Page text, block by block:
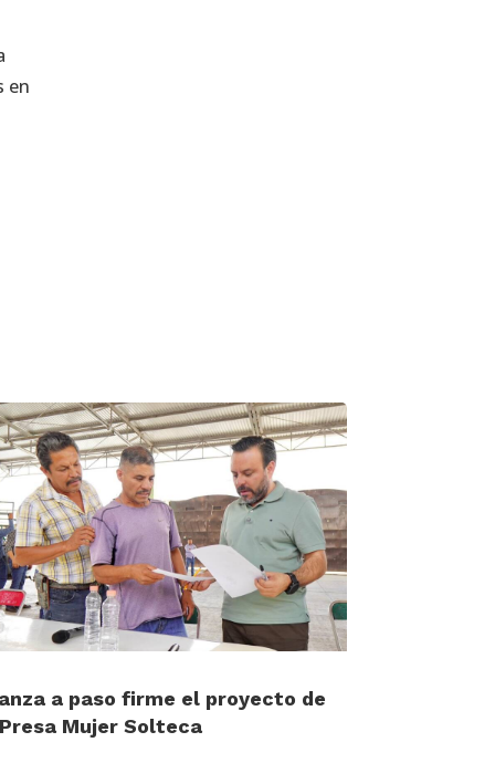
en
a paso firme el proyecto de
Mujer Solteca